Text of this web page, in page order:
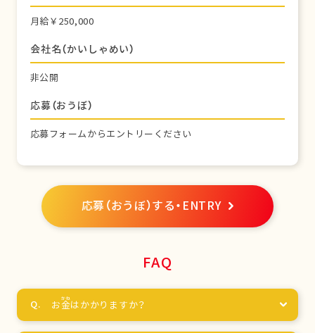
月給￥250,000
会社名（かいしゃめい）
非公開
応募（おうぼ）
応募フォームからエントリーください
応募（おうぼ）する・ENTRY
FAQ
お金はかかりますか？